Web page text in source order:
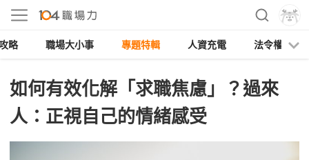
略 職場大小事 專題特輯 人資充電 法令權益
如何有效化解「求職焦慮」？過來
人：正視自己的情緒感受